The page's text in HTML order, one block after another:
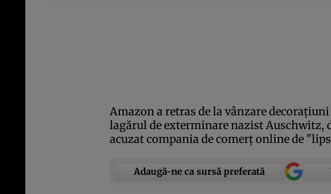
Amazon a retras de la vânzare
lagărul de exterminare nazist Auschwitz,
acuzat compania de comerţ online de
Adaugă-ne ca sursă preferată